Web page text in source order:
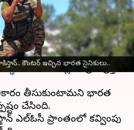
కౌంటర్ ఇచ్చిన భారత సైనికులు..
05, 2025 09:14 am
జరిగిన ఉగ్రదాడి
సంబంధాల్లో తీవ్ర ఉద్రిక్తత
తీసుకుంటామని భారత
చేసింది.
ఎల్ఓసీ ప్రాంతంలో కవ్వింపు